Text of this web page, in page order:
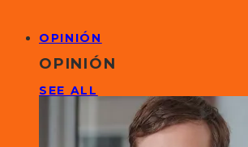
OPINIÓN
OPINIÓN
SEE ALL